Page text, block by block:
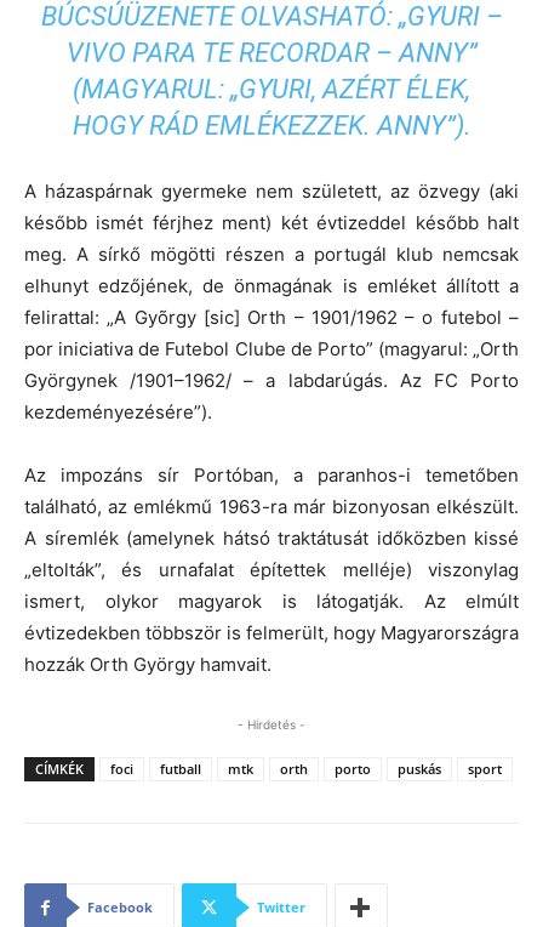
BÚCSÚÜZENETE OLVASHATÓ: „GYURI –
VIVO PARA TE RECORDAR – ANNY”
(MAGYARUL: „GYURI, AZÉRT ÉLEK,
HOGY RÁD EMLÉKEZZEK. ANNY”).
A házaspárnak gyermeke nem született, az özvegy (aki
később ismét férjhez ment) két évtizeddel később halt
meg. A sírkő mögötti részen a portugál klub nemcsak
elhunyt edzőjének, de önmagának is emléket állított a
felirattal: „A Gyõrgy [sic] Orth – 1901/1962 – o futebol –
por iniciativa de Futebol Clube de Porto” (magyarul: „Orth
Györgynek /1901–1962/ – a labdarúgás. Az FC Porto
kezdeményezésére”).
Az impozáns sír Portóban, a paranhos-i temetőben
található, az emlékmű 1963-ra már bizonyosan elkészült.
A síremlék (amelynek hátsó traktátusát időközben kissé
„eltolták”, és urnafalat építettek melléje) viszonylag
ismert, olykor magyarok is látogatják. Az elmúlt
évtizedekben többször is felmerült, hogy Magyarországra
hozzák Orth György hamvait.
- Hirdetés -
CÍMKÉK foci futball mtk orth porto puskás sport
Facebook Twitter